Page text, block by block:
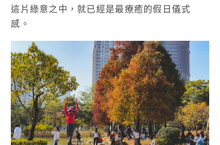
這片綠意之中，就已經是最療癒的假日儀式
感。